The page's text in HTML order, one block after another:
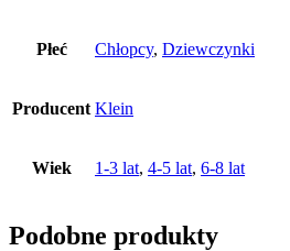
Płeć Chłopcy, Dziewczynki
Producent Klein
Wiek 1-3 lat, 4-5 lat, 6-8 lat
Podobne produkty